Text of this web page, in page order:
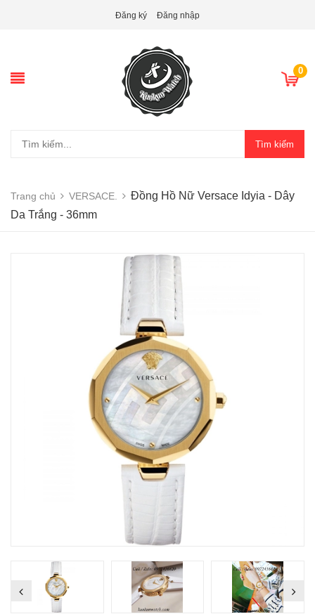
Đăng ký Đăng nhập
0
Tìm kiếm
Trang chủ VERSACE.
Đồng Hồ Nữ Versace Idyia - Dây
Da Trắng - 36mm